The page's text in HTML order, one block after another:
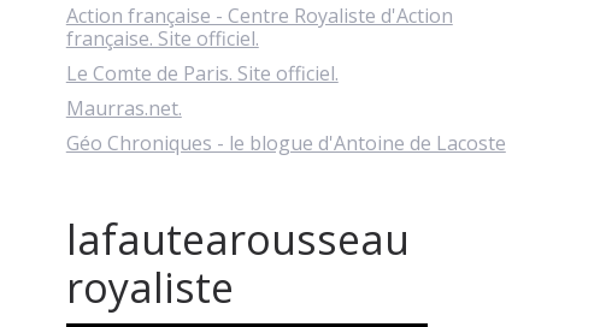
Action française - Centre Royaliste d'Action
française. Site officiel.
Le Comte de Paris. Site officiel.
Maurras.net.
Géo Chroniques - le blogue d'Antoine de Lacoste
lafautearousseau
royaliste